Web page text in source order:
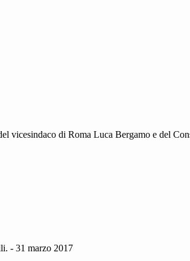
vicesindaco di Roma Luca Bergamo e del
- 31 marzo 2017